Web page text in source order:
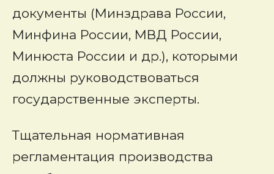
документы (Минздрава России,
Минфина России, МВД России,
Минюста России и др.), которыми
должны руководствоваться
государственные эксперты.
Тщательная нормативная
регламентация производства